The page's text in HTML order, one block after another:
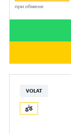
при обмене
VOLAT